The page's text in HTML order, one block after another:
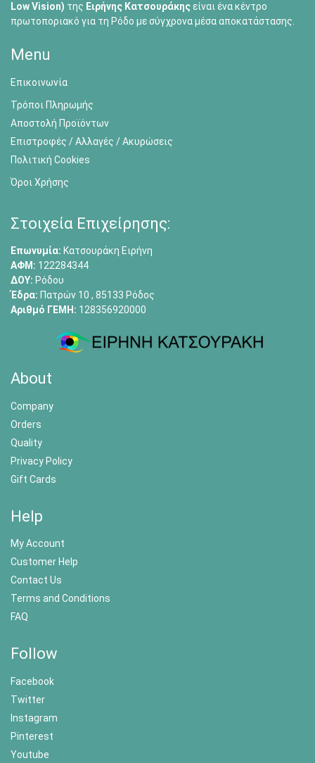
Low Vision) της Ειρήνης Κατσουράκηςείναι ένα κέντρο
πρωτοποριακό για τη Ρόδο με σύγχρονα μέσα αποκατάστασης.
Menu
Επικοινωνία
Τρόποι Πληρωμής
Αποστολή Προϊόντων
Επιστροφές / Αλλαγές / Ακυρώσεις
Πολιτική Cookies
Όροι Χρήσης
Στοιχεία Επιχείρησης:
Επωνυμία: Κατσουράκη Ειρήνη
ΑΦΜ: 122284344
ΔΟΥ: Ρόδου
Έδρα: Πατρών 10 , 85133 Ρόδος
Αριθμό ΓΕΜΗ: 128356920000
About
Company
Orders
Quality
Privacy Policy
Gift Cards
Help
My Account
Customer Help
Contact Us
Terms and Conditions
FAQ
Follow
Facebook
Twitter
Instagram
Pinterest
Youtube